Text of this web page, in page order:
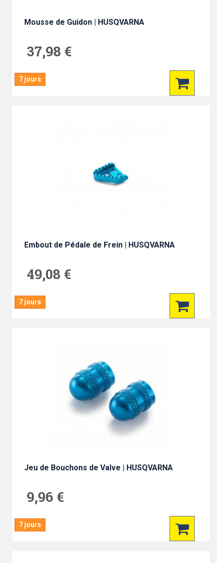
Mousse de Guidon | HUSQVARNA
37,98 €
7 jours
Embout de Pédale de Frein | HUSQVARNA
49,08 €
7 jours
Jeu de Bouchons de Valve | HUSQVARNA
9,96 €
7 jours